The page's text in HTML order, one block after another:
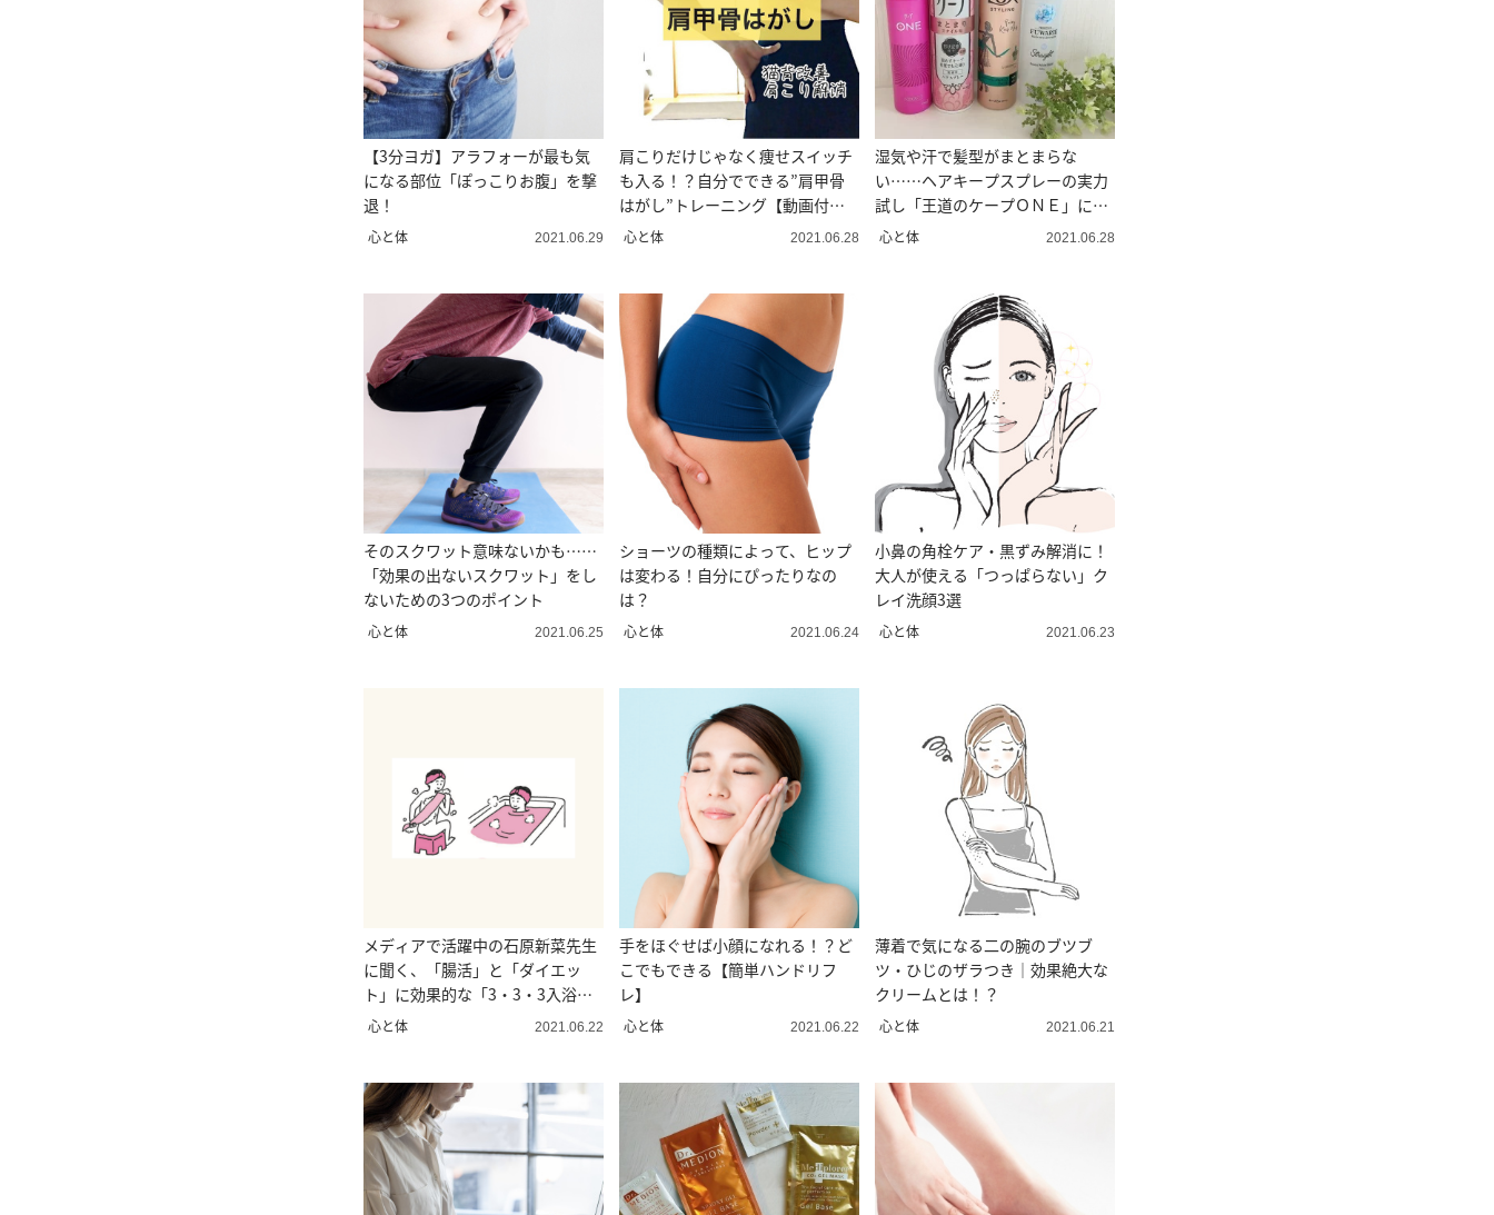
【3分ヨガ】アラフォーが最も気
になる部位「ぽっこりお腹」を撃
退！
心と体 2021.06.29
肩こりだけじゃなく痩せスイッチ
も入る！？自分でできる”肩甲骨
はがし”トレーニング【動画付
き】
心と体 2021.06.28
湿気や汗で髪型がまとまらな
い……ヘアキープスプレーの実力
試し「王道のケープＯＮＥ」に勝
てるのものは？
心と体 2021.06.28
そのスクワット意味ないかも……
「効果の出ないスクワット」をし
ないための3つのポイント
心と体 2021.06.25
ショーツの種類によって、ヒップ
は変わる！自分にぴったりなの
は？
心と体 2021.06.24
小鼻の角栓ケア・黒ずみ解消に！
大人が使える「つっぱらない」ク
レイ洗顔3選
心と体 2021.06.23
メディアで活躍中の石原新菜先生
に聞く、「腸活」と「ダイエッ
ト」に効果的な「3・3・3入浴
法」とは？
心と体 2021.06.22
手をほぐせば小顔になれる！？ど
こでもできる【簡単ハンドリフ
レ】
心と体 2021.06.22
薄着で気になる二の腕のブツブ
ツ・ひじのザラつき｜効果絶大な
クリームとは！？
心と体 2021.06.21